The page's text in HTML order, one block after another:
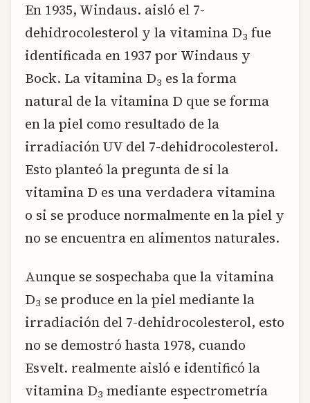
En 1935, Windaus. aisló el 7-
dehidrocolesterol y la vitamina D3 fue
identificada en 1937 por Windaus y
Bock. La vitamina D3 es la forma
natural de la vitamina D que se forma
en la piel como resultado de la
irradiación UV del 7-dehidrocolesterol.
Esto planteó la pregunta de si la
vitamina D es una verdadera vitamina
o si se produce normalmente en la piel y
no se encuentra en alimentos naturales.
Aunque se sospechaba que la vitamina
D3 se produce en la piel mediante la
irradiación del 7-dehidrocolesterol, esto
no se demostró hasta 1978, cuando
Esvelt. realmente aisló e identificó la
vitamina D3 mediante espectrometría